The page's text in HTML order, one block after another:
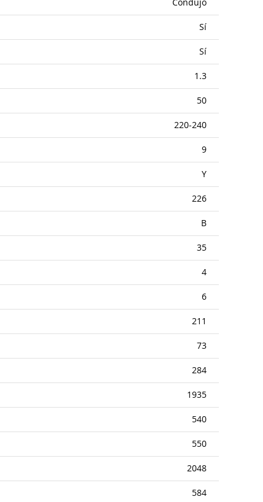
Condujo
Sí
Sí
1.3
50
220-240
9
Y
226
B
35
4
6
211
73
284
1935
540
550
2048
584